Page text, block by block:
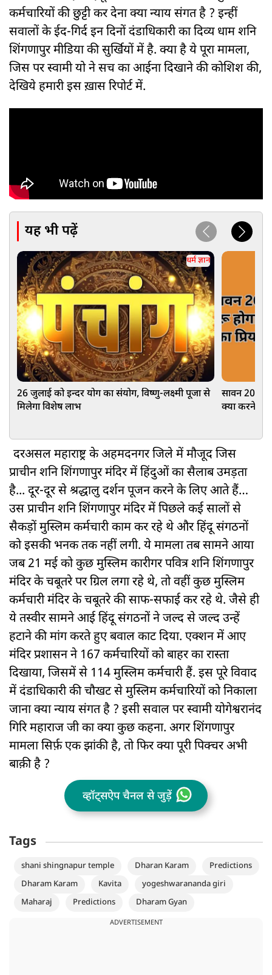
कर्मचारियों की छुट्टी कर देना क्या न्याय संगत है ? इन्हीं
सवालों के ईद-गिर्द इन दिनों दंडाधिकारी का दिव्य धाम शनि
शिंगणापुर मीडिया की सुर्खियों में है. क्या है ये पूरा मामला,
जिस पर स्वामी यो ने सच का आईना दिखाने की कोशिश की,
देखिये हमारी इस ख़ास रिपोर्ट में.
यह भी पढ़ें
धर्म ज्ञान
26 जुलाई को इन्दर योग का संयोग, विष्णु-लक्ष्मी पूजा से
मिलेगा विशेष लाभ
सावन 2026:
क्या करने से
दरअसल महाराष्ट्र के अहमदनगर जिले में मौजूद जिस
प्राचीन शनि शिंगणापुर मंदिर में हिंदुओं का सैलाब उमड़ता
है... दूर-दूर से श्रद्धालु दर्शन पूजन करने के लिए आते हैं…
उस प्राचीन शनि शिंगणापुर मंदिर में पिछले कई सालों से
सैकड़ों मुस्लिम कर्मचारी काम कर रहे थे और हिंदू संगठनों
को इसकी भनक तक नहीं लगी. ये मामला तब सामने आया
जब 21 मई को कुछ मुस्लिम कारीगर पवित्र शनि शिंगणापुर
मंदिर के चबूतरे पर ग्रिल लगा रहे थे, तो वहीं कुछ मुस्लिम
कर्मचारी मंदिर के चबूतरे की साफ-सफाई कर रहे थे. जैसे ही
ये तस्वीर सामने आई हिंदू संगठनों ने जल्द से जल्द उन्हें
हटाने की मांग करते हुए बवाल काट दिया. एक्शन में आए
मंदिर प्रशासन ने 167 कर्मचारियों को बाहर का रास्ता
दिखाया, जिसमें से 114 मुस्लिम कर्मचारी हैं. इस पूरे विवाद
में दंडाधिकारी की चौखट से मुस्लिम कर्मचारियों को निकाला
जाना क्या न्याय संगत है ? इसी सवाल पर स्वामी योगेश्वरानंद
गिरि महाराज जी का क्या कुछ कहना. अगर शिंगणापुर
मामला सिर्फ़ एक झांकी है, तो फिर क्या पूरी पिक्चर अभी
बाक़ी है ?
व्हॉट्सऐप चैनल से जुड़ें
Tags
shani shingnapur temple Dharan Karam
Predictions
Dharam Karam
Kavita
yogeshwarananda giri
Maharaj
Predictions Dharam Gyan
ADVERTISEMENT